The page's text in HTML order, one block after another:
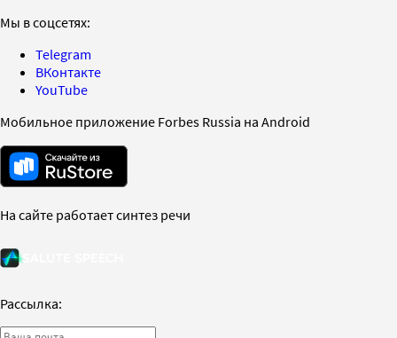
Мы в соцсетях:
Telegram
ВКонтакте
YouTube
Мобильное приложение Forbes Russia на Android
На сайте работает синтез речи
Рассылка: